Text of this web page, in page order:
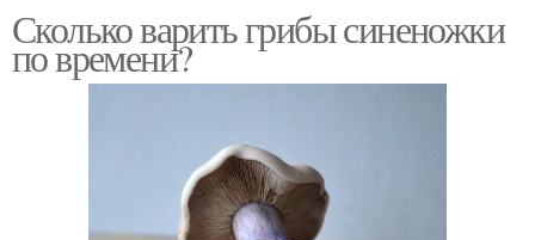
Сколько варить грибы синеножки
по времени?